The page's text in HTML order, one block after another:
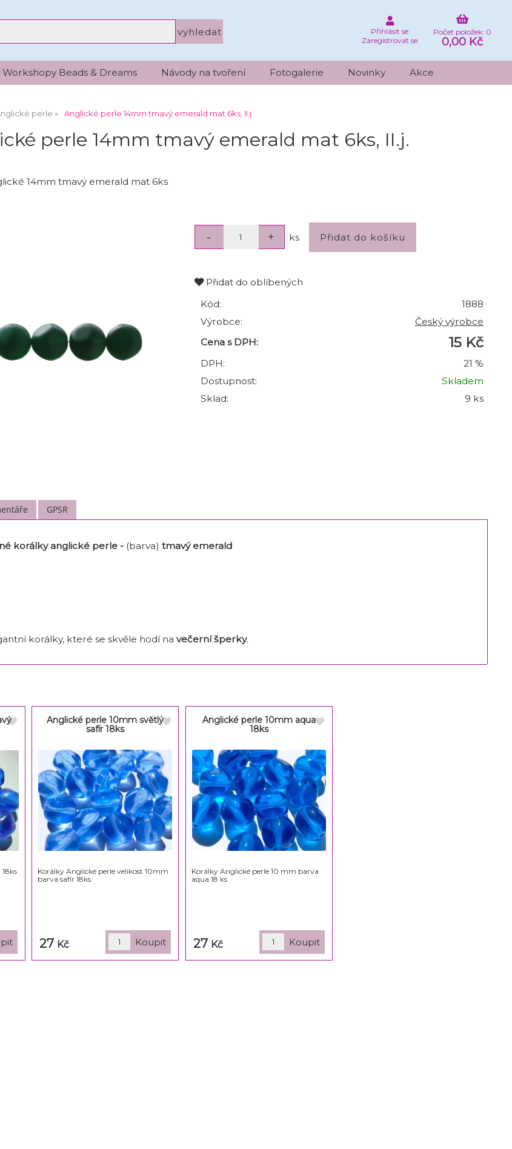
Počet položek: 0
0,00 Kč
Přihlásit se
Zaregistrovat se
Workshopy Beads & Dreams Návody na tvoření Fotogalerie Novinky Akce
perle Anglické perle 14mm tmavý emerald mat 6ks, II.j.
perle 14mm tmavý emerald mat 6ks, II.j.
14mm tmavý emerald mat 6ks
ks
Přidat do oblíbených
Kód:
1888
Výrobce:
Český výrobce
Cena s DPH:
15 Kč
DPH:
21 %
Dostupnost:
Skladem
Sklad:
9 ks
GPSR
korálky anglické perle - (barva) tmavý emerald
korálky, které se skvěle hodí na večerní šperky.
Anglické perle 10mm světlý
safír 18ks
Korálky Anglické perle velikost 10mm
barva safír 18ks
27 Kč
Anglické perle 10mm aqua
18ks
Korálky Anglické perle 10 mm barva
aqua 18 ks
27 Kč